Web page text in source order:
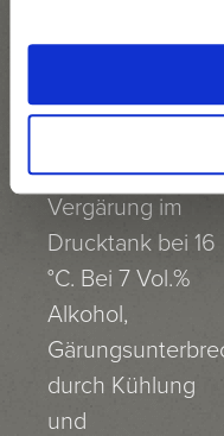
Mostklärung
Floatierung.
Vergärung im
Drucktank bei 16
°C. Bei 7 Vol.%
Alkohol,
durch Kühlung
und